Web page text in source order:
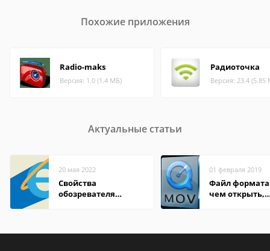
Похожие приложения
Radio-maks
Версия: 1.0 (1.4 МБ)
Радиоточка
Версия: 23.4 (5.85
Актуальные статьи
20 мая 2022
Свойства
обозревателя
01 февраля 2019
Файл формата
чем открыть,